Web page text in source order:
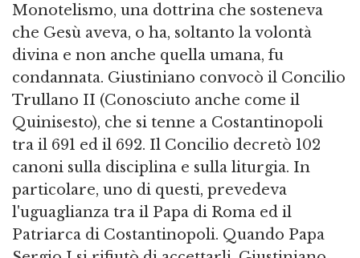
Monotelismo, una dottrina che sosteneva
che Gesù aveva, o ha, soltanto la volontà
divina e non anche quella umana, fu
condannata. Giustiniano convocò il Concilio
Trullano II (Conosciuto anche come il
Quinisesto), che si tenne a Costantinopoli
tra il 691 ed il 692. Il Concilio decretò 102
canoni sulla disciplina e sulla liturgia. In
particolare, uno di questi, prevedeva
l'uguaglianza tra il Papa di Roma ed il
Patriarca di Costantinopoli. Quando Papa